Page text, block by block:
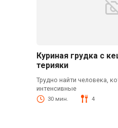
Куриная грудка с
терияки
Трудно найти человека,
интенсивные
30 мин. 4